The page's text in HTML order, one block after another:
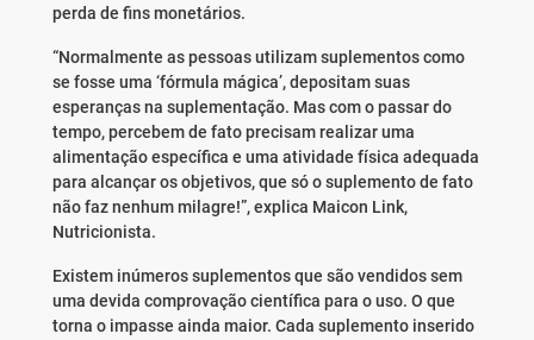
perda de fins monetários.
“Normalmente as pessoas utilizam suplementos como
se fosse uma ‘fórmula mágica’, depositam suas
esperanças na suplementação. Mas com o passar do
tempo, percebem de fato precisam realizar uma
alimentação específica e uma atividade física adequada
para alcançar os objetivos, que só o suplemento de fato
não faz nenhum milagre!”, explica Maicon Link,
Nutricionista.
Existem inúmeros suplementos que são vendidos sem
uma devida comprovação científica para o uso. O que
torna o impasse ainda maior. Cada suplemento inserido